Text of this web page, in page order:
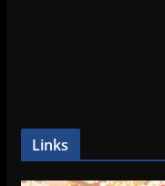
Links